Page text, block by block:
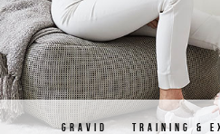
GRAVID TRAINING &